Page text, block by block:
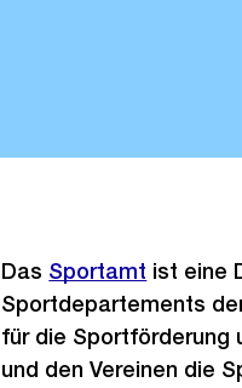
Das Sportamt ist eine
Sportdepartements
für die Sportförderung
und den Vereinen die